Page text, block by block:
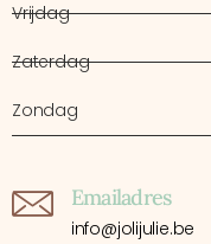
Vrijdag
Zaterdag
Zondag
Emailadres
info@jolijulie.be